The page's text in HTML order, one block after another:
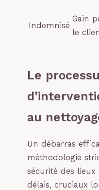
Indemnisé
Gain
le
Le
au
Un débarras
méthodologie
sécurité des lieux
délais, cruciaux